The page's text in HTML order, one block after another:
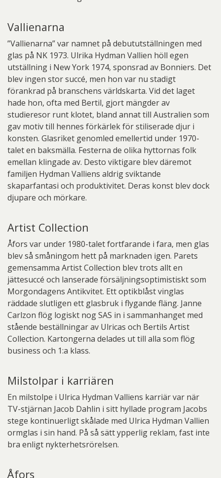
Vallienarna
”Vallienarna” var namnet på debututställningen med
glas på NK 1973. Ulrika Hydman Vallien höll egen
utställning i New York 1974, sponsrad av Bonniers. Det
blev ingen stor succé, men hon var nu stadigt
förankrad på branschens världskarta. Vid det laget
hade hon, ofta med Bertil, gjort mängder av
studieresor runt klotet, bland annat till Australien som
gav motiv till hennes förkärlek för stiliserade djur i
konsten. Glasriket genomled emellertid under 1970-
talet en baksmälla. Festerna de olika hyttornas folk
emellan klingade av. Desto viktigare blev däremot
familjen Hydman Valliens aldrig sviktande
skaparfantasi och produktivitet. Deras konst blev dock
djupare och mörkare.
Artist Collection
Åfors var under 1980-talet fortfarande i fara, men glas
blev så småningom hett på marknaden igen. Parets
gemensamma Artist Collection blev trots allt en
jättesuccé och lanserade försäljningsoptimistiskt som
Morgondagens Antikvitet. Ett optikblåst vinglas
räddade slutligen ett glasbruk i flygande fläng. Janne
Carlzon flög logiskt nog SAS in i sammanhanget med
stående beställningar av Ulricas och Bertils Artist
Collection. Kartongerna delades ut till alla som flög
business och 1:a klass.
Milstolpar i karriären
En milstolpe i Ulrica Hydman Valliens karriär var när
TV-stjärnan Jacob Dahlin i sitt hyllade program Jacobs
stege kontinuerligt skålade med Ulrica Hydman Vallien
ormglas i sin hand. På så sätt ypperlig reklam, fast inte
bra enligt nykterhetsrörelsen.
Åfors